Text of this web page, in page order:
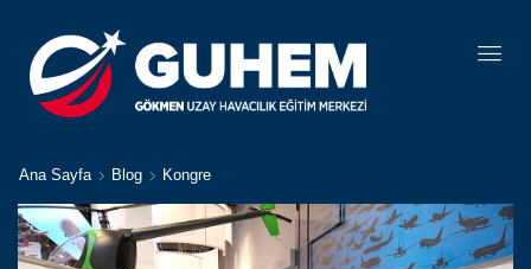
Ana Sayfa Blog Kongre